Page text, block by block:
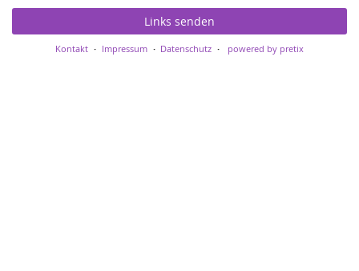
Links senden
Kontakt Impressum Datenschutz powered by pretix